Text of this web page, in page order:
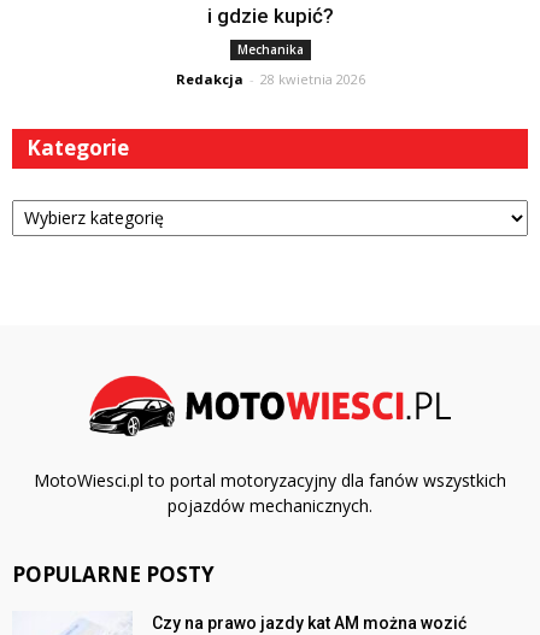
i gdzie kupić?
Mechanika
Redakcja - 28 kwietnia 2026
Kategorie
Kategorie
MotoWiesci.pl to portal motoryzacyjny dla fanów wszystkich
pojazdów mechanicznych.
POPULARNE POSTY
Czy na prawo jazdy kat AM można wozić